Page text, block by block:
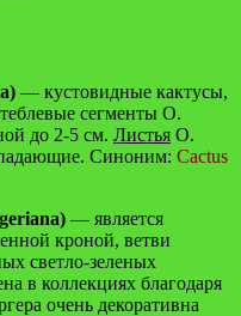
— кустовидные кактусы,
сегменты О.
до 2-5 см. Листья О.
Синоним: Cactus
— является
кроной, ветви
светло-зеленых
в коллекциях благодаря
очень декоративна